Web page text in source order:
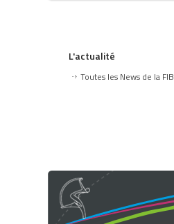
L'actualité
Toutes les News de la FIB